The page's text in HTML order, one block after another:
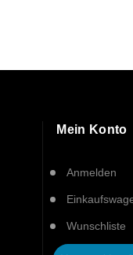
Mein Konto
Anmelden
Wunschliste